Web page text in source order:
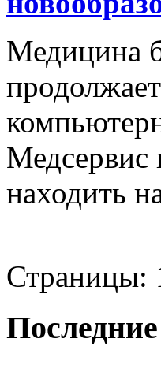
Медицина
Медсервис
находить
Страницы: